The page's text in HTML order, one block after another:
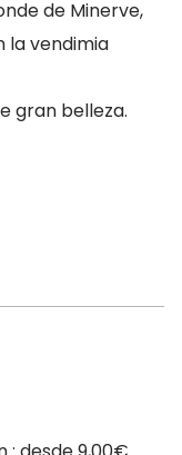
de Minerve,
la vendimia
gran belleza.